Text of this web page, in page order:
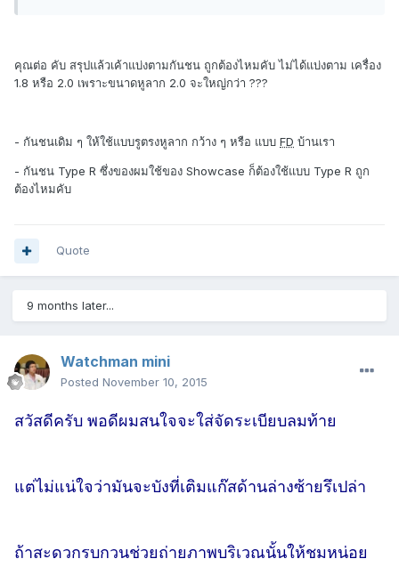
คุณต่อ คับ สรุปแล้วเค้าแบ่งตามกันชน ถูกต้องไหมคับ ไม่ได้แบ่งตาม เครื่อง
1.8 หรือ 2.0 เพราะขนาดหูลาก 2.0 จะใหญ่กว่า ???
- กันชนเดิม ๆ ให้ใช้แบบรูตรงหูลาก กว้าง ๆ หรือ แบบ FD บ้านเรา
- กันชน Type R ซึ่งของผมใช้ของ Showcase ก็ต้องใช้แบบ Type R ถูก
ต้องไหมคับ
Quote
9 months later...
Watchman mini
Posted November 10, 2015
สวัสดีครับ พอดีผมสนใจจะใส่จัดระเบียบลมท้าย
แต่ไม่แน่ใจว่ามันจะบังที่เติมแก๊สด้านล่างซ้ายรึเปล่า
ถ้าสะดวกรบกวนช่วยถ่ายภาพบริเวณนั้นให้ชมหน่อย